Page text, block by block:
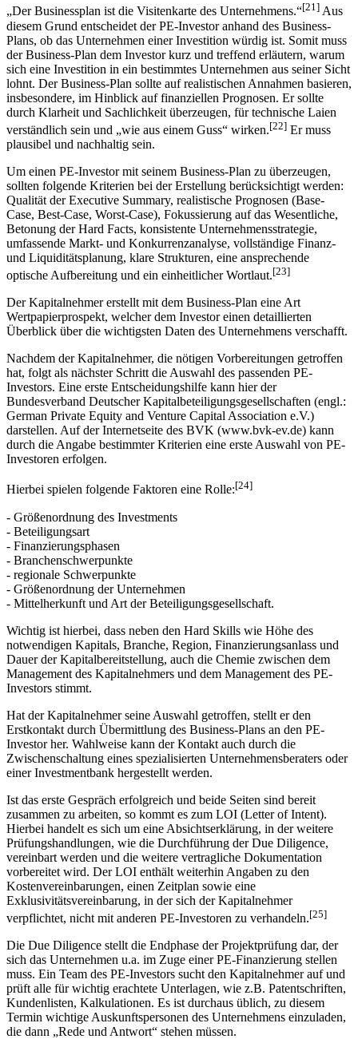
„Der Businessplan ist die Visitenkarte des Unternehmens.“[21] Aus
diesem Grund entscheidet der PE-Investor anhand des Business-
Plans, ob das Unternehmen einer Investition würdig ist. Somit muss
der Business-Plan dem Investor kurz und treffend erläutern, warum
sich eine Investition in ein bestimmtes Unternehmen aus seiner Sicht
lohnt. Der Business-Plan sollte auf realistischen Annahmen basieren,
insbesondere, im Hinblick auf finanziellen Prognosen. Er sollte
durch Klarheit und Sachlichkeit überzeugen, für technische Laien
verständlich sein und „wie aus einem Guss“ wirken.[22] Er muss
plausibel und nachhaltig sein.
Um einen PE-Investor mit seinem Business-Plan zu überzeugen,
sollten folgende Kriterien bei der Erstellung berücksichtigt werden:
Qualität der Executive Summary, realistische Prognosen (Base-
Case, Best-Case, Worst-Case), Fokussierung auf das Wesentliche,
Betonung der Hard Facts, konsistente Unternehmensstrategie,
umfassende Markt- und Konkurrenzanalyse, vollständige Finanz-
und Liquiditätsplanung, klare Strukturen, eine ansprechende
optische Aufbereitung und ein einheitlicher Wortlaut.[23]
Der Kapitalnehmer erstellt mit dem Business-Plan eine Art
Wertpapierprospekt, welcher dem Investor einen detaillierten
Überblick über die wichtigsten Daten des Unternehmens verschafft.
Nachdem der Kapitalnehmer, die nötigen Vorbereitungen getroffen
hat, folgt als nächster Schritt die Auswahl des passenden PE-
Investors. Eine erste Entscheidungshilfe kann hier der
Bundesverband Deutscher Kapitalbeteiligungsgesellschaften (engl.:
German Private Equity and Venture Capital Association e.V.)
darstellen. Auf der Internetseite des BVK (www.bvk-ev.de) kann
durch die Angabe bestimmter Kriterien eine erste Auswahl von PE-
Investoren erfolgen.
Hierbei spielen folgende Faktoren eine Rolle:[24]
- Größenordnung des Investments
- Beteiligungsart
- Finanzierungsphasen
- Branchenschwerpunkte
- regionale Schwerpunkte
- Größenordnung der Unternehmen
- Mittelherkunft und Art der Beteiligungsgesellschaft.
Wichtig ist hierbei, dass neben den Hard Skills wie Höhe des
notwendigen Kapitals, Branche, Region, Finanzierungsanlass und
Dauer der Kapitalbereitstellung, auch die Chemie zwischen dem
Management des Kapitalnehmers und dem Management des PE-
Investors stimmt.
Hat der Kapitalnehmer seine Auswahl getroffen, stellt er den
Erstkontakt durch Übermittlung des Business-Plans an den PE-
Investor her. Wahlweise kann der Kontakt auch durch die
Zwischenschaltung eines spezialisierten Unternehmensberaters oder
einer Investmentbank hergestellt werden.
Ist das erste Gespräch erfolgreich und beide Seiten sind bereit
zusammen zu arbeiten, so kommt es zum LOI (Letter of Intent).
Hierbei handelt es sich um eine Absichtserklärung, in der weitere
Prüfungshandlungen, wie die Durchführung der Due Diligence,
vereinbart werden und die weitere vertragliche Dokumentation
vorbereitet wird. Der LOI enthält weiterhin Angaben zu den
Kostenvereinbarungen, einen Zeitplan sowie eine
Exklusivitätsvereinbarung, in der sich der Kapitalnehmer
verpflichtet, nicht mit anderen PE-Investoren zu verhandeln.[25]
Die Due Diligence stellt die Endphase der Projektprüfung dar, der
sich das Unternehmen u.a. im Zuge einer PE-Finanzierung stellen
muss. Ein Team des PE-Investors sucht den Kapitalnehmer auf und
prüft alle für wichtig erachtete Unterlagen, wie z.B. Patentschriften,
Kundenlisten, Kalkulationen. Es ist durchaus üblich, zu diesem
Termin wichtige Auskunftspersonen des Unternehmens einzuladen,
die dann „Rede und Antwort“ stehen müssen.